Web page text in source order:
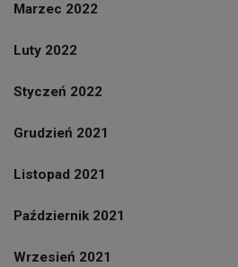
Marzec 2022
Luty 2022
Styczeń 2022
Grudzień 2021
Listopad 2021
Październik 2021
Wrzesień 2021